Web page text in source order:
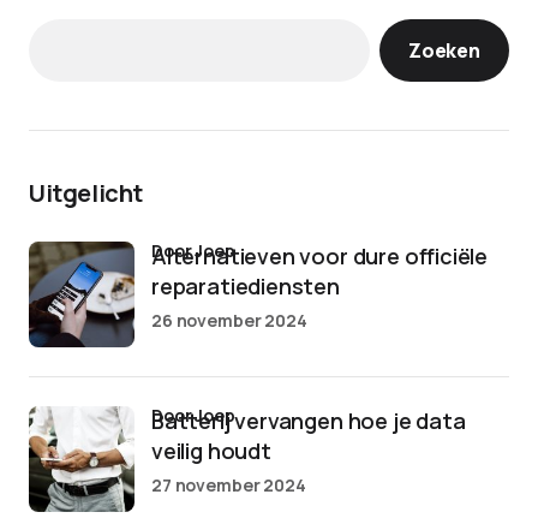
Zoeken
Uitgelicht
Alternatieven voor dure officiële
reparatiediensten
door Joep
26 november 2024
Batterij vervangen hoe je data
veilig houdt
door Joep
27 november 2024